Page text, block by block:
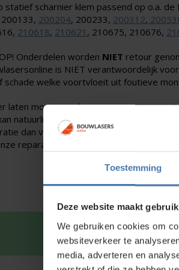
Toestemming
Deze website maakt
We gebruiken cookies om
websiteverkeer te
media, adverteren en
statief scharnier klem passend op o.a.
200204, 200233, 200312,
210618, 210621 , 210675, 210676,
Onderdelen worden NIET retour
is NIET verantwoordelijk
schade welke voortvloeit uit foutieve
laten monteren door een van onze
natuurlijk ook,
dan voor u.
reparaties zit 3 maanden garantie.
Snel en